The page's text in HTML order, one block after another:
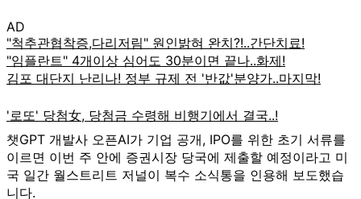
AD
챗GPT 개발사 오픈AI가 기업 공개, IPO를 위한 초기 서류를
이르면 이번 주 안에 증권시장 당국에 제출할 예정이라고 미
국 일간 월스트리트 저널이 복수 소식통을 인용해 보도했습
니다.